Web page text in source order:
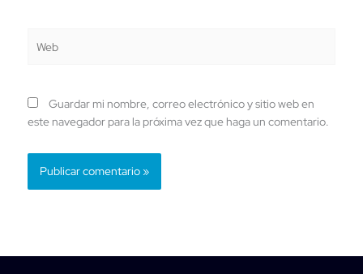
Guardar mi nombre, correo electrónico y sitio web en
este navegador para la próxima vez que haga un comentario.